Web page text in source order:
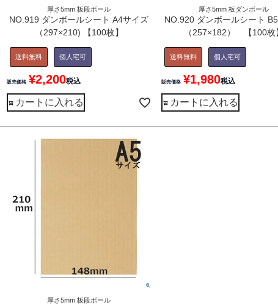
厚さ5mm 板段ボール
NO.919 ダンボールシート A4サイズ
（297×210) 【100枚】
送料無料 個人宅可
販売価格 ¥2,200税込
カートに入れる
厚さ5mm 板ダンボール
NO.920 ダンボールシート
（257×182） 【100枚
送料無料 個人宅可
販売価格 ¥1,980税込
カートに入れる
厚さ5mm 板段ボール